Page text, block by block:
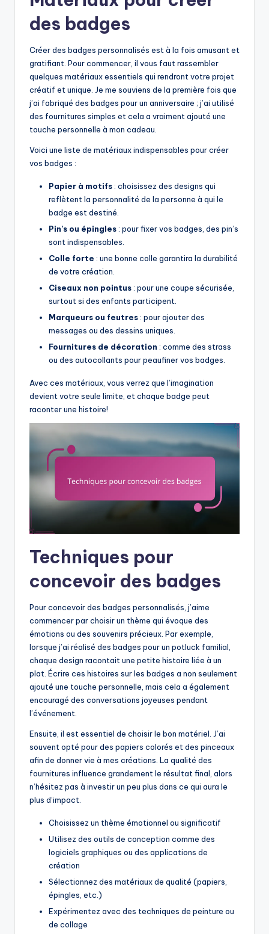
des badges
Créer des badges personnalisés est à la fois amusant et
gratifiant. Pour commencer, il vous faut rassembler
quelques matériaux essentiels qui rendront votre projet
créatif et unique. Je me souviens de la première fois que
j’ai fabriqué des badges pour un anniversaire ; j’ai utilisé
des fournitures simples et cela a vraiment ajouté une
touche personnelle à mon cadeau.
Voici une liste de matériaux indispensables pour créer
vos badges :
Papier à motifs : choisissez des designs qui
reflètent la personnalité de la personne à qui le
badge est destiné.
Pin’s ou épingles : pour fixer vos badges, des pin’s
sont indispensables.
Colle forte : une bonne colle garantira la durabilité
de votre création.
Ciseaux non pointus : pour une coupe sécurisée,
surtout si des enfants participent.
Marqueurs ou feutres : pour ajouter des
messages ou des dessins uniques.
Fournitures de décoration : comme des strass
ou des autocollants pour peaufiner vos badges.
Avec ces matériaux, vous verrez que l’imagination
devient votre seule limite, et chaque badge peut
raconter une histoire!
Techniques pour
concevoir des badges
Pour concevoir des badges personnalisés, j’aime
commencer par choisir un thème qui évoque des
émotions ou des souvenirs précieux. Par exemple,
lorsque j’ai réalisé des badges pour un potluck familial,
chaque design racontait une petite histoire liée à un
plat. Écrire ces histoires sur les badges a non seulement
ajouté une touche personnelle, mais cela a également
encouragé des conversations joyeuses pendant
l’événement.
Ensuite, il est essentiel de choisir le bon matériel. J’ai
souvent opté pour des papiers colorés et des pinceaux
afin de donner vie à mes créations. La qualité des
fournitures influence grandement le résultat final, alors
n’hésitez pas à investir un peu plus dans ce qui aura le
plus d’impact.
Choisissez un thème émotionnel ou significatif
Utilisez des outils de conception comme des
logiciels graphiques ou des applications de
création
Sélectionnez des matériaux de qualité (papiers,
épingles, etc.)
Expérimentez avec des techniques de peinture ou
de collage